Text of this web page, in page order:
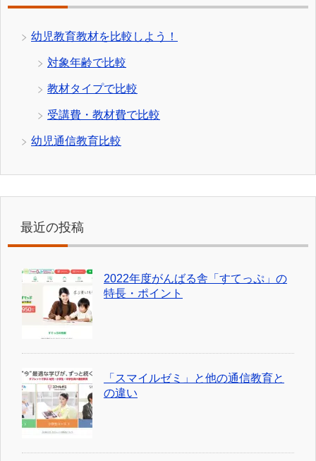
幼児教育教材を比較しよう！
対象年齢で比較
教材タイプで比較
受講費・教材費で比較
幼児通信教育比較
最近の投稿
2022年度がんばる舎「すてっぷ」の
特長・ポイント
「スマイルゼミ」と他の通信教育と
の違い